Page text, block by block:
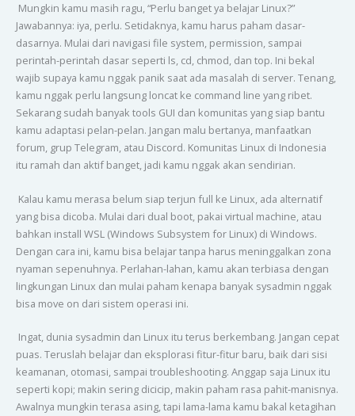
Mungkin kamu masih ragu, “Perlu banget ya belajar Linux?”
Jawabannya: iya, perlu. Setidaknya, kamu harus paham dasar-
dasarnya. Mulai dari navigasi file system, permission, sampai
perintah-perintah dasar seperti ls, cd, chmod, dan top. Ini bekal
wajib supaya kamu nggak panik saat ada masalah di server. Tenang,
kamu nggak perlu langsung loncat ke command line yang ribet.
Sekarang sudah banyak tools GUI dan komunitas yang siap bantu
kamu adaptasi pelan-pelan. Jangan malu bertanya, manfaatkan
forum, grup Telegram, atau Discord. Komunitas Linux di Indonesia
itu ramah dan aktif banget, jadi kamu nggak akan sendirian.
Kalau kamu merasa belum siap terjun full ke Linux, ada alternatif
yang bisa dicoba. Mulai dari dual boot, pakai virtual machine, atau
bahkan install WSL (Windows Subsystem for Linux) di Windows.
Dengan cara ini, kamu bisa belajar tanpa harus meninggalkan zona
nyaman sepenuhnya. Perlahan-lahan, kamu akan terbiasa dengan
lingkungan Linux dan mulai paham kenapa banyak sysadmin nggak
bisa move on dari sistem operasi ini.
Ingat, dunia sysadmin dan Linux itu terus berkembang. Jangan cepat
puas. Teruslah belajar dan eksplorasi fitur-fitur baru, baik dari sisi
keamanan, otomasi, sampai troubleshooting. Anggap saja Linux itu
seperti kopi; makin sering dicicip, makin paham rasa pahit-manisnya.
Awalnya mungkin terasa asing, tapi lama-lama kamu bakal ketagihan